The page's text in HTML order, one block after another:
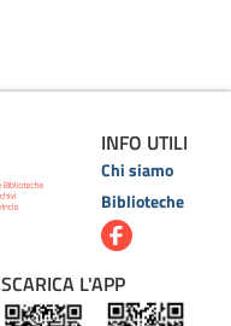
INFO UTILI
Chi siamo
Biblioteche
SCARICA L'APP